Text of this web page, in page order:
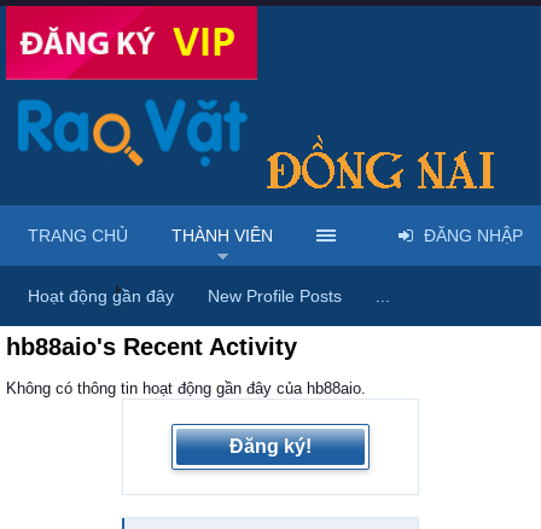
Trang chủ Thành viên
hb88aio's Recent Activity
Không có thông tin hoạt động gần đây của hb88aio.
Đăng ký!
TRANG CHỦ THÀNH VIÊN
Hoạt động gần đây New Profile Posts
ĐĂNG NHẬP